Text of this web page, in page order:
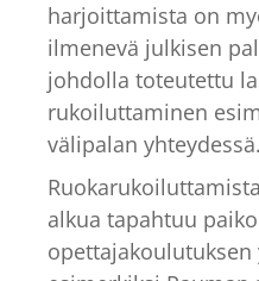
harjoittamista on
ilmenevä julkisen
johdolla toteutettu
rukoiluttaminen
välipalan yhteydessä.
alkua tapahtuu
opettajakoulutuksen